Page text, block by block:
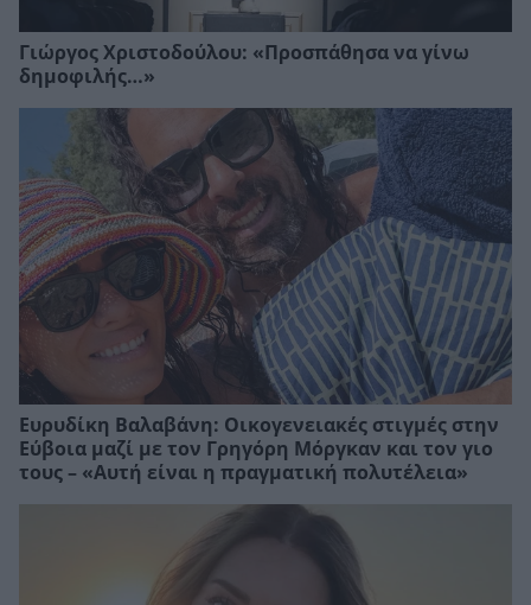
Γιώργος Χριστοδούλου: «Προσπάθησα να γίνω
δημοφιλής…»
Ευρυδίκη Βαλαβάνη: Οικογενειακές στιγμές στην
Εύβοια μαζί με τον Γρηγόρη Μόργκαν και τον γιο
τους – «Αυτή είναι η πραγματική πολυτέλεια»